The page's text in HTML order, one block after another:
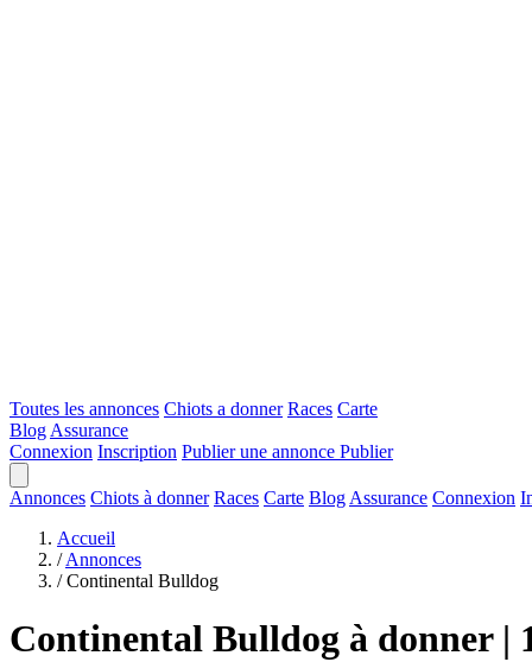
Toutes les annonces Chiots a donner Races Carte
Blog Assurance
Connexion Inscription Publier une annonce Publier
Annonces Chiots à donner Races Carte Blog Assurance Connexion
Accueil
/ Annonces
/ Continental Bulldog
Continental Bulldog à donner |